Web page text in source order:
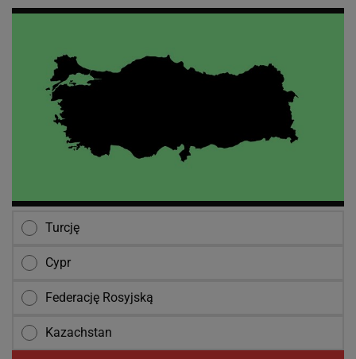
Turcję
Cypr
Federację Rosyjską
Kazachstan